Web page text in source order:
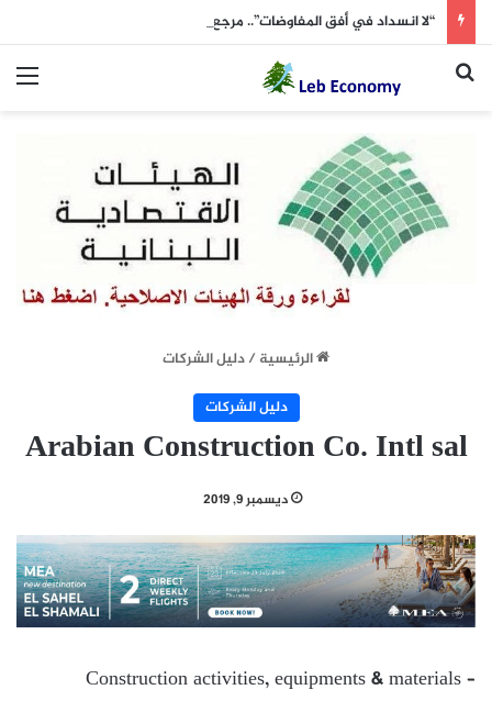
بحث عن
الرئيسية/دليل الشركات
دليل الشركات
Arabian Construction Co. Intl sal
ديسمبر 9, 2019
Construction activities, equipments & materials –